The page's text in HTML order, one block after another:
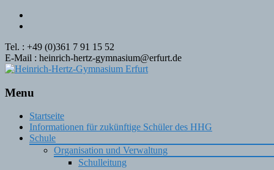
Tel. : +49 (0)361 7 91 15 52
E-Mail : heinrich-hertz-gymnasium@erfurt.de
Menu
Skip
content
Startseite
Informationen für zukünftige Schüler des HHG
Schule
Organisation und Verwaltung
Schulleitung